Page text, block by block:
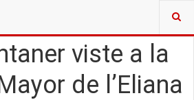
viste a la
de l’Eliana